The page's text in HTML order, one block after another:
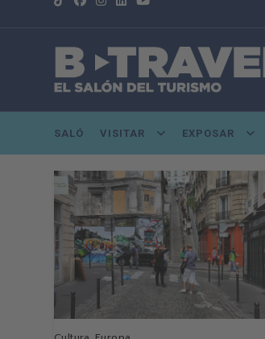
SALÓ VISITAR EXPOSAR